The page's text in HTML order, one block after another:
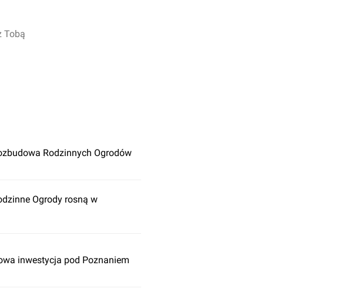
Tobą
Rodzinnych Ogrodów
Ogrody rosną w
inwestycja pod Poznaniem